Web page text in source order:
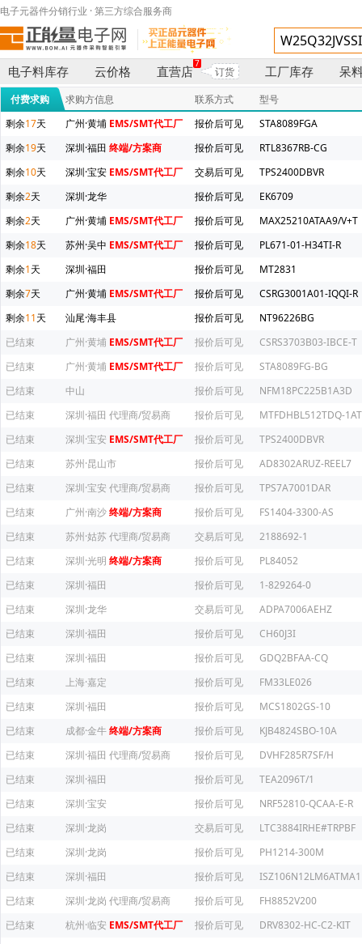
电子元器件分销行业 · 第三方综合服务商
电子料库存 云价格 直营店
7
订货 工厂库存 呆
付费求购 求购方信息 联系方式
型号
剩余17天 广州·黄埔 EMS/SMT代工厂 报价后可见
STA8089FGA
剩余19天 深圳·福田 终端/方案商 报价后可见
RTL8367RB-CG
剩余10天 深圳·宝安 EMS/SMT代工厂 交易后可见
TPS2400DBVR
剩余2天 深圳·龙华 报价后可见
EK6709
剩余2天 广州·黄埔 EMS/SMT代工厂 报价后可见
MAX25210ATAA9/V+T
剩余18天 苏州·吴中 EMS/SMT代工厂 报价后可见
PL671-01-H34TI-R
剩余1天 深圳·福田 报价后可见
MT2831
剩余7天 广州·黄埔 EMS/SMT代工厂 报价后可见
CSRG3001A01-IQQI-R
剩余11天 汕尾·海丰县 报价后可见
NT96226BG
已结束
广州·黄埔 EMS/SMT代工厂 报价后可见
CSRS3703B03-IBCE-T
已结束
广州·黄埔 EMS/SMT代工厂 报价后可见
STA8089FG-BG
已结束
中山 报价后可见
NFM18PC225B1A3D
已结束
深圳·福田 代理商/贸易商 报价后可见
MTFDHBL512TDQ-
已结束
深圳·宝安 EMS/SMT代工厂 报价后可见
TPS2400DBVR
已结束
苏州·昆山市 报价后可见
AD8302ARUZ-REEL7
已结束
深圳·宝安 代理商/贸易商 报价后可见
TPS7A7001DAR
已结束
广州·南沙终端/方案商 报价后可见
FS1404-3300-AS
已结束
苏州·姑苏代理商/贸易商 交易后可见
2188692-1
已结束
深圳·光明 终端/方案商 报价后可见
PL84052
已结束
深圳·福田 报价后可见
1-829264-0
已结束
深圳·龙华 交易后可见
ADPA7006AEHZ
已结束
深圳·福田 报价后可见
CH60J3I
已结束
深圳·福田 报价后可见
GDQ2BFAA-CQ
已结束
上海·嘉定 报价后可见
FM33LE026
已结束
深圳·福田 报价后可见
MCS1802GS-10
已结束
成都·金牛终端/方案商 报价后可见
KJB4824SBO-10A
已结束
深圳·福田 代理商/贸易商 报价后可见
DVHF285R7SF/H
已结束
深圳·福田 报价后可见
TEA2096T/1
已结束
深圳·宝安 报价后可见
NRF52810-QCAA-E-R
已结束
深圳·龙岗 交易后可见
LTC3884IRHE#TRPBF
已结束
深圳·龙岗 报价后可见
PH1214-300M
已结束
深圳·福田 报价后可见
ISZ106N12LM6ATMA1
已结束
深圳·龙岗 代理商/贸易商 报价后可见
FH8852V200
已结束
杭州·临安 EMS/SMT代工厂 报价后可见
DRV8302-HC-C2-KIT